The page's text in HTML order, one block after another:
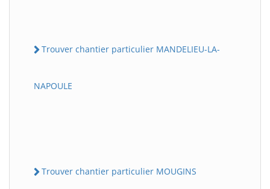
Trouver chantier particulier MANDELIEU-LA-
NAPOULE
Trouver chantier particulier MOUGINS